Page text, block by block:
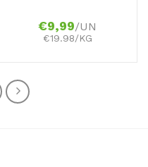
€9,99/UN
€19.98/KG